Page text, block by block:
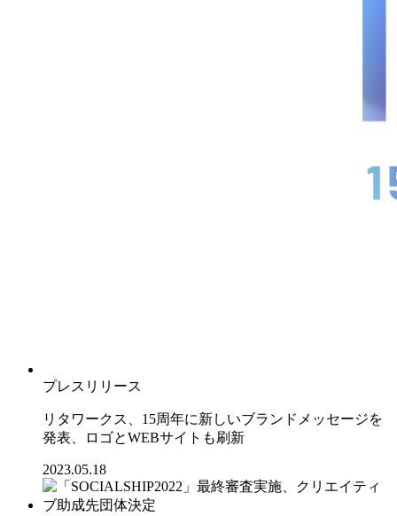
プレスリリース
リタワークス、15周年に新しいブランドメッセージを
発表、ロゴとWEBサイトも刷新
2023.05.18